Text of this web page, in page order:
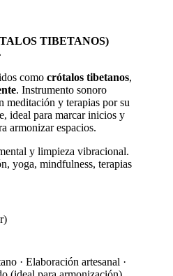
TIBETANOS)
como crótalos tibetanos,
. Instrumento sonoro
meditación y terapias por su
ideal para marcar inicios y
armonizar espacios.
y limpieza vibracional.
yoga, mindfulness, terapias
· Elaboración artesanal ·